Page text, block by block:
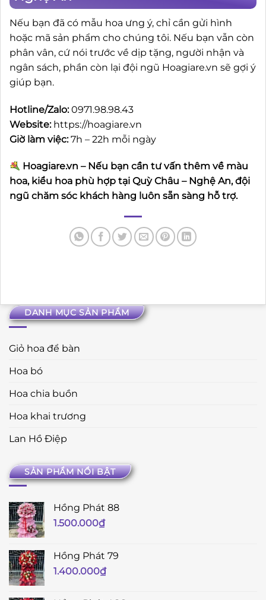
DANH MỤC SẢN PHẨM
Giỏ hoa để bàn
Hoa bó
Hoa chia buồn
Hoa khai trương
Lan Hồ Điệp
SẢN PHẨM NỔI BẬT
Hồng Phát 88
1.500.000₫
Hồng Phát 79
1.400.000₫
Nếu bạn đã có mẫu hoa ưng ý, chỉ cần gửi hình
hoặc mã sản phẩm cho chúng tôi. Nếu bạn vẫn còn
phân vân, cứ nói trước về dịp tặng, người nhận và
ngân sách, phần còn lại đội ngũ Hoagiare.vn sẽ gợi ý
giúp bạn.
Hotline/Zalo:0971.98.98.43
Website: https://hoagiare.vn
Giờ làm việc:7h – 22h mỗi ngày
Hoagiare.vn – Nếu bạn cần tư vấn thêm về màu
hoa, kiểu hoa phù hợp tại Quỳ Châu – Nghệ An, đội
ngũ chăm sóc khách hàng luôn sẵn sàng hỗ trợ.